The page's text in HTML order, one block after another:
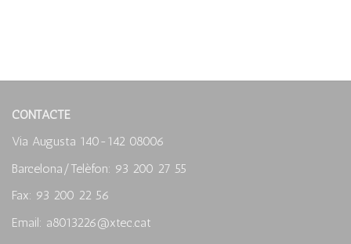
CONTACTE
Via Augusta 140-142 08006
Barcelona/Telèfon: 93 200 27 55
Fax: 93 200 22 56
Email: a8013226@xtec.cat